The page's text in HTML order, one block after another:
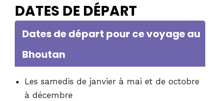
DATES DE DÉPART
Dates de départ pour ce voyage au
Bhoutan
Les samedis de janvier à mai et de octobre
à décembre